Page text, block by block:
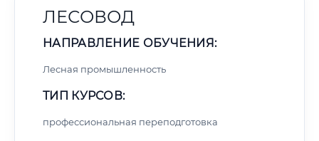
ЛЕСОВОД
НАПРАВЛЕНИЕ ОБУЧЕНИЯ:
Лесная промышленность
ТИП КУРСОВ:
профессиональная переподготовка